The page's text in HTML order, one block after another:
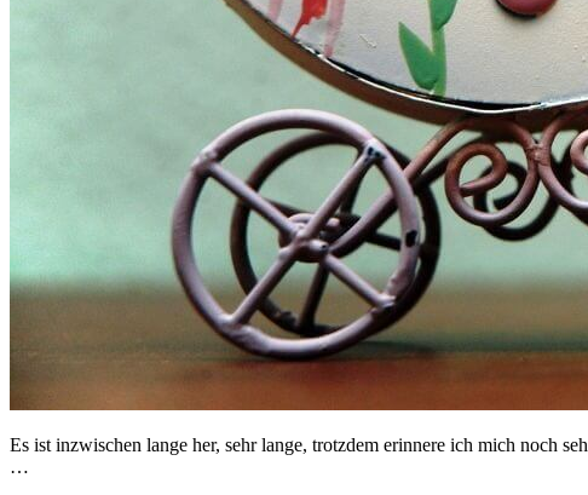
Es ist inzwischen lange her, sehr lange, trotzdem erinnere ich mich noch
…